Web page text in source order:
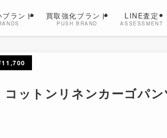
ブランド 買取強化ブランド
PUSH BRAND
LINE査定
ASSESSMENT
ットンリネンカーゴパ